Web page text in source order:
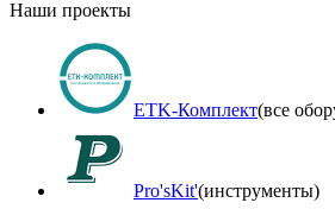
Наши проекты
ETK-Комплект(все
Pro'sKit'(инструменты)